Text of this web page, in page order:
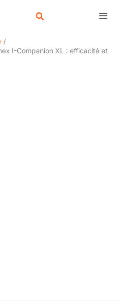
I-Companion XL : efficacité et